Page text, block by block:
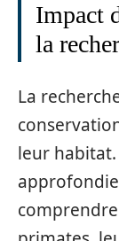
Impact
la
La
leur